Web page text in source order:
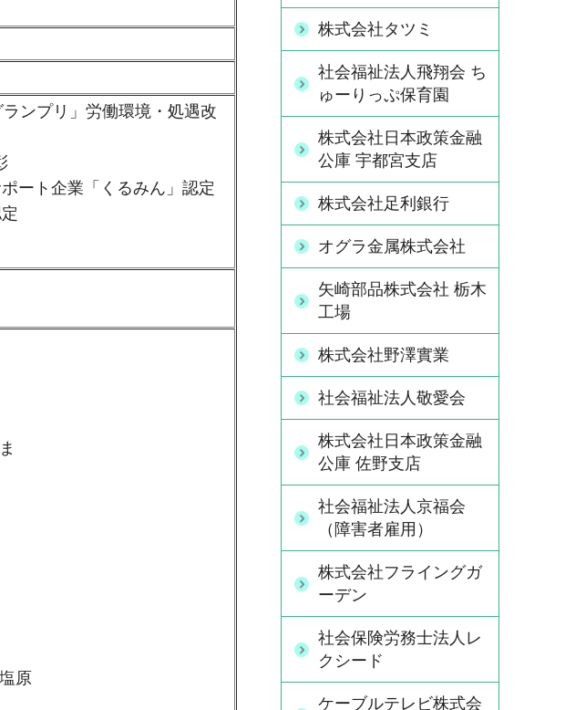
ンプリ」労働環境・処遇改
ート企業「くるみん」認定
原
株式会社タツミ
社会福祉法人飛翔会 ち
ゅーりっぷ保育園
株式会社日本政策金融
公庫 宇都宮支店
株式会社足利銀行
オグラ金属株式会社
矢崎部品株式会社 栃木
工場
株式会社野澤實業
社会福祉法人敬愛会
株式会社日本政策金融
公庫 佐野支店
社会福祉法人京福会
（障害者雇用）
株式会社フライングガ
ーデン
社会保険労務士法人レ
クシード
ケーブルテレビ株式会